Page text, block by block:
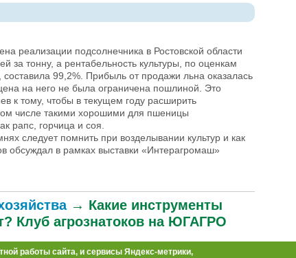
реализации подсолнечника в Ростовской области
за тонну, а рентабельность культуры, по оценкам
составила 99,2%. Прибыль от продажи льна оказалась
на него не была ограничена пошлиной. Это
к тому, чтобы в текущем году расширить
числе такими хорошими для пшеницы
рапс, горчица и соя.
следует помнить при возделывании культур и как
обсуждал в рамках выставки «Интерагромаш»
→ Какие инструменты
Клуб агрознатоков на ЮГАГРО
работы сайта, и сервисы Яндекс-метрики,